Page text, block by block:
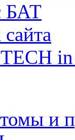
БАТ
и